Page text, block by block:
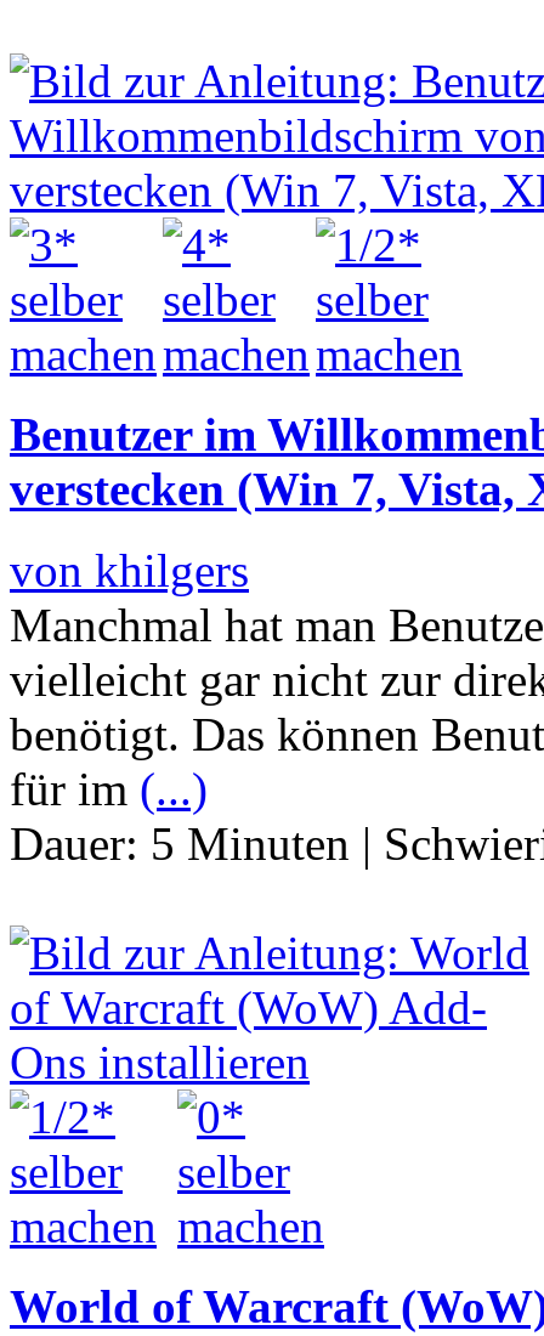
Benutzer im
verstecken (Win 7, Vista,
von khilgers
Manchmal hat man
vielleicht gar nicht zur
benötigt. Das können
für im (...)
Dauer: 5 Minuten |
World of Warcraft